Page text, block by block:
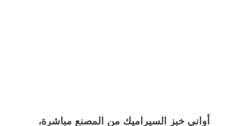
أواني خبز السيراميك من المصنع مباشرة،